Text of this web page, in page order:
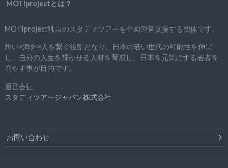
MOTIprojectとは？
MOTIproject独自のスタディツアーを企画運営支援する団体です。
想い×海外×人を繋ぐ役割となり、日本の若い世代の可能性を伸ば
し、自分の人生を輝かせる人材を育成し、日本を元気にする若者を
増やす事が目的です。
運営会社
スタディツアージャパン株式会社
お問い合わせ